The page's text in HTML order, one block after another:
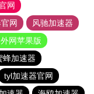
网
网
风驰加速器
网苹果版
蜂加速器
tyl加速器官网